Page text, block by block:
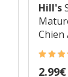
Hill's
Chien
GR
4.7
étoiles
Prix
2.99€